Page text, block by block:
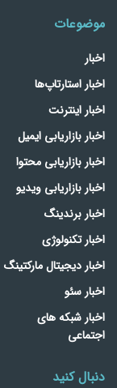
موضوعات
اخبار
اخبار استارتاپ‌ها
اخبار اینترنت
اخبار بازاریابی ایمیل
اخبار بازاریابی محتوا
اخبار بازاریابی ویدیو
اخبار برندینگ
اخبار تکنولوژی
اخبار دیجیتال مارکتینگ
اخبار سئو
اخبار شبکه های
اجتماعی
دنبال کنید